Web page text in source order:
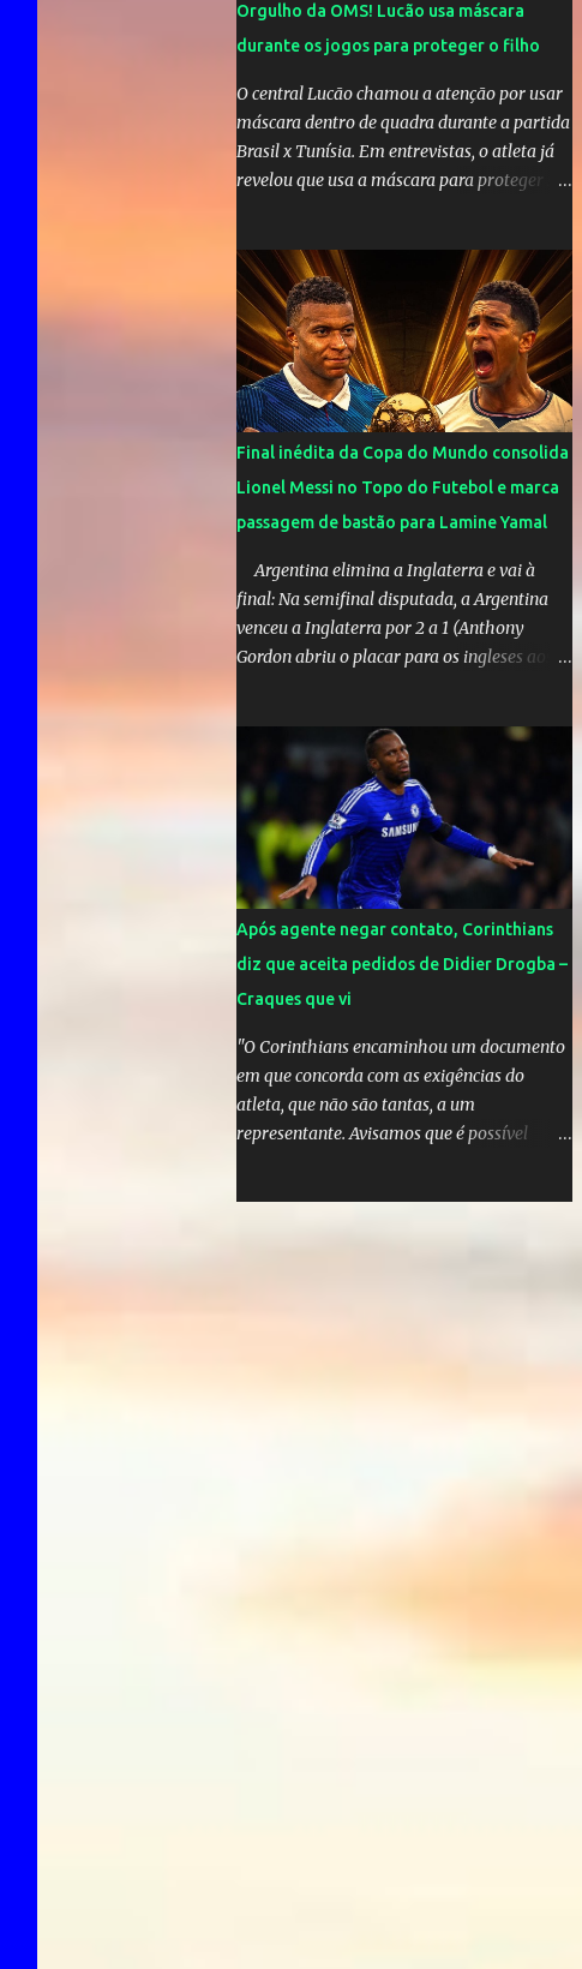
Orgulho da OMS! Lucão usa máscara
durante os jogos para proteger o filho
O central Lucão chamou a atenção por usar
máscara dentro de quadra durante a partida
Brasil x Tunísia. Em entrevistas, o atleta já
revelou que usa a máscara para proteger seu
muito elogiada pela galera. Fonte: Orgulho
da OMS! Lucão usa máscara durante os
jogos para proteger o filho Brasil goleia a
China por 5 a 0 na estreia brasileira nas
olimpíadas de Tóquio. Marta marcou duas
vezes, Debinha, Andressa Alves e Bia
Zaneratto foram autoras dos gols. Juliette,
embaixadora ‎@Globoplay mandou um xero
para as meninas e falou do seu orgulho.
Final inédita da Copa do Mundo consolida
Lionel Messi no Topo do Futebol e marca
passagem de bastão para Lamine Yamal
Argentina elimina a Inglaterra e vai à
final: Na semifinal disputada, a Argentina
venceu a Inglaterra por 2 a 1 (Anthony
Gordon abriu o placar para os ingleses aos
nos acréscimos, com assistência de Messi). A
Argentina enfrentará a Espanha na final.
Mick Jagger e seu filho brasileiro torceram
pela Inglaterra durante o jogo.
Após agente negar contato, Corinthians
diz que aceita pedidos de Didier Drogba –
Craques que vi
"O Corinthians encaminhou um documento
em que concorda com as exigências do
atleta, que não são tantas, a um
representante. Avisamos que é possível